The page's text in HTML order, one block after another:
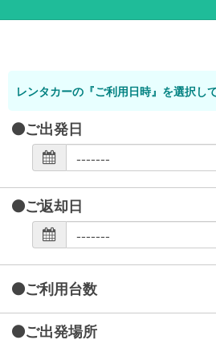
レンタカーの『ご利用日時』を選択し
ご出発日
ご返却日
ご利用台数
ご出発場所